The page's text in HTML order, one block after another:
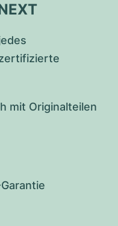
mit Originalteilen